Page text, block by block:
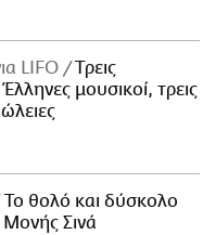
LIFO
Tρεις
μουσικοί, τρεις
Το θολό και δύσκολο
Μονής Σινά